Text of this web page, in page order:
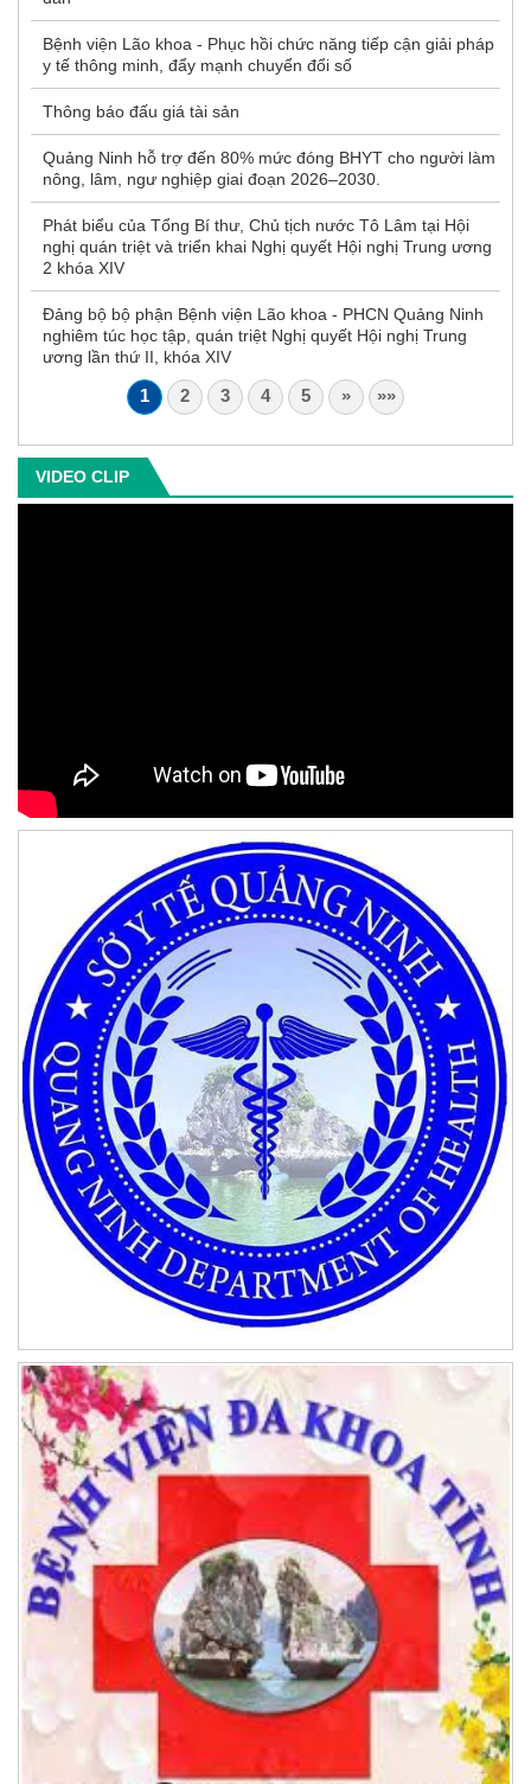
Bệnh viện Lão khoa - Phục hồi chức năng tiếp cận giải pháp
y tế thông minh, đẩy mạnh chuyển đổi số
Thông báo đấu giá tài sản
Quảng Ninh hỗ trợ đến 80% mức đóng BHYT cho người làm
nông, lâm, ngư nghiệp giai đoạn 2026–2030.
Phát biểu của Tổng Bí thư, Chủ tịch nước Tô Lâm tại Hội
nghị quán triệt và triển khai Nghị quyết Hội nghị Trung ương
2 khóa XIV
Đảng bộ bộ phận Bệnh viện Lão khoa - PHCN Quảng Ninh
nghiêm túc học tập, quán triệt Nghị quyết Hội nghị Trung
ương lần thứ II, khóa XIV
1 2 3 4 5 » »»
VIDEO CLIP